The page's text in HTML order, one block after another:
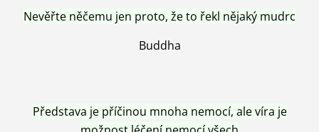
Nevěřte něčemu jen proto, že to řekl nějaký mudrc
Buddha
Představa je příčinou mnoha nemocí, ale víra je